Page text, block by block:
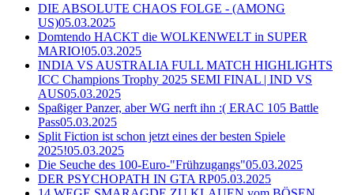
DIE ABSOLUTE CHAOS FOLGE - (AMONG
US)05.03.2025
Domtendo HACKT die WOLKENWELT in SUPER
MARIO!05.03.2025
INDIA VS AUSTRALIA FULL MATCH HIGHLIGHTS
ICC Champions Trophy 2025 SEMI FINAL | IND VS
AUS05.03.2025
Spaßiger Panzer, aber WG nerft ihn :( ERAC 105 Battle
Pass05.03.2025
Split Fiction ist schon jetzt eines der besten Spiele
2025!05.03.2025
Die Seuche des 100-Euro-"Frühzugangs"05.03.2025
DER PSYCHOPATH IN GTA RP05.03.2025